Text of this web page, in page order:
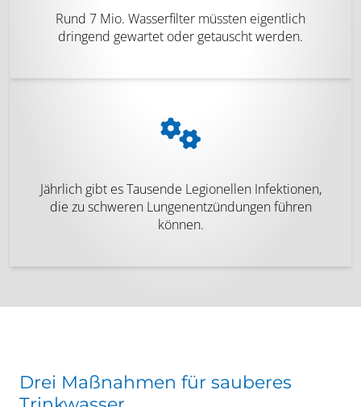
Rund 7 Mio. Wasserfilter müssten eigentlich
dringend gewartet oder getauscht werden.
Jährlich gibt es Tausende Legionellen Infektionen,
die zu schweren Lungenentzündungen führen
können.
Drei Maßnahmen für sauberes